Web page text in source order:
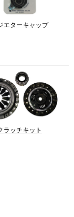
エターキャップ
ラッチキット